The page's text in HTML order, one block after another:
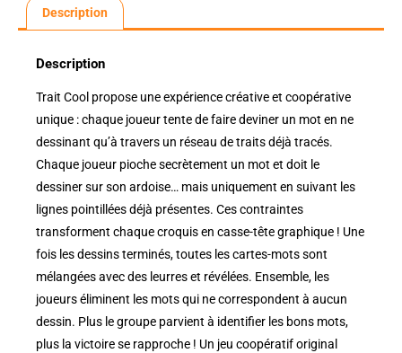
Description
Description
Trait Cool propose une expérience créative et coopérative
unique : chaque joueur tente de faire deviner un mot en ne
dessinant qu’à travers un réseau de traits déjà tracés.
Chaque joueur pioche secrètement un mot et doit le
dessiner sur son ardoise… mais uniquement en suivant les
lignes pointillées déjà présentes. Ces contraintes
transforment chaque croquis en casse-tête graphique ! Une
fois les dessins terminés, toutes les cartes-mots sont
mélangées avec des leurres et révélées. Ensemble, les
joueurs éliminent les mots qui ne correspondent à aucun
dessin. Plus le groupe parvient à identifier les bons mots,
plus la victoire se rapproche ! Un jeu coopératif original